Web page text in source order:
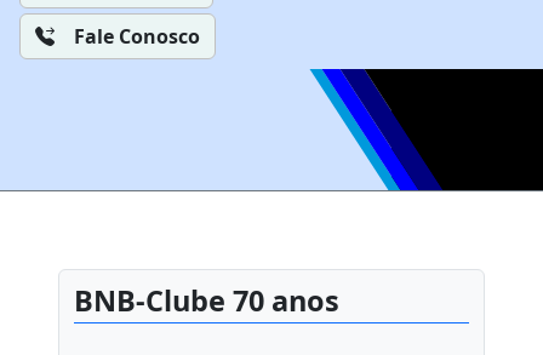
Fale Conosco
BNB-Clube 70 anos